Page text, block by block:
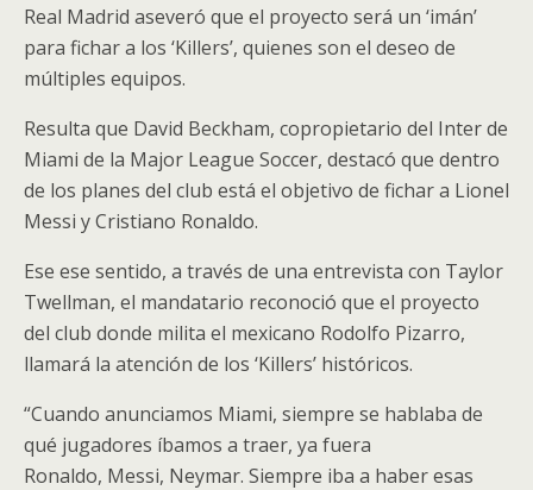
Real Madrid aseveró que el proyecto será un ‘imán’
para fichar a los ‘Killers’, quienes son el deseo de
múltiples equipos.
Resulta que David Beckham, copropietario del Inter de
Miami de la Major League Soccer, destacó que dentro
de los planes del club está el objetivo de fichar a Lionel
Messi y Cristiano Ronaldo.
Ese ese sentido, a través de una entrevista con Taylor
Twellman, el mandatario reconoció que el proyecto
del club donde milita el mexicano Rodolfo Pizarro,
llamará la atención de los ‘Killers’ históricos.
“Cuando anunciamos Miami, siempre se hablaba de
qué jugadores íbamos a traer, ya fuera
Ronaldo, Messi, Neymar. Siempre iba a haber esas